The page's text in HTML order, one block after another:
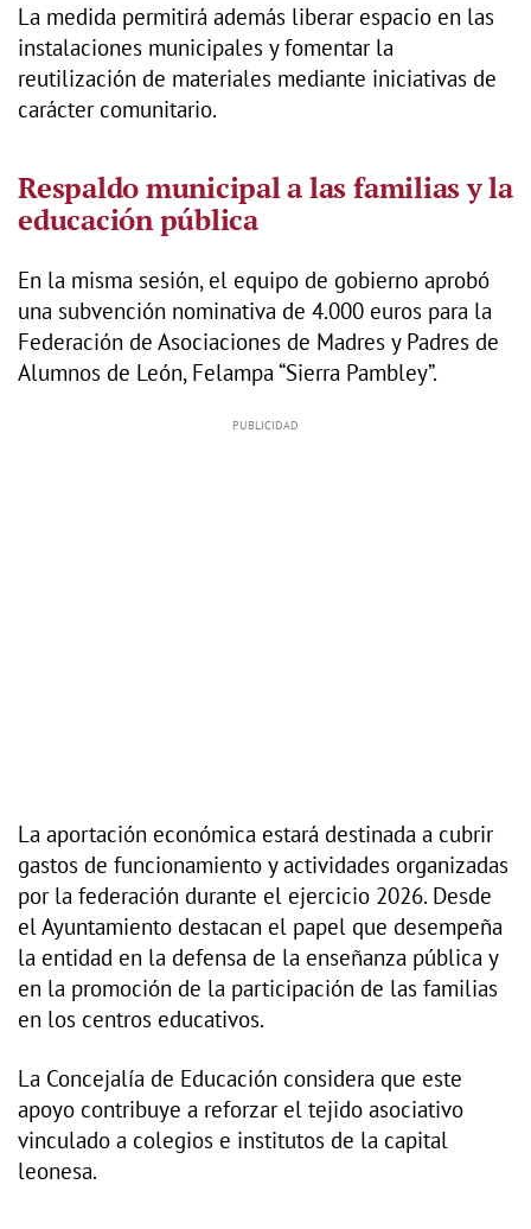
La medida permitirá además liberar espacio en las
instalaciones municipales y fomentar la
reutilización de materiales mediante iniciativas de
carácter comunitario.
Respaldo municipal a las familias y la
educación pública
En la misma sesión, el equipo de gobierno aprobó
una subvención nominativa de 4.000 euros para la
Federación de Asociaciones de Madres y Padres de
Alumnos de León, Felampa “Sierra Pambley”.
La aportación económica estará destinada a cubrir
gastos de funcionamiento y actividades organizadas
por la federación durante el ejercicio 2026. Desde
el Ayuntamiento destacan el papel que desempeña
la entidad en la defensa de la enseñanza pública y
en la promoción de la participación de las familias
en los centros educativos.
La Concejalía de Educación considera que este
apoyo contribuye a reforzar el tejido asociativo
vinculado a colegios e institutos de la capital
leonesa.